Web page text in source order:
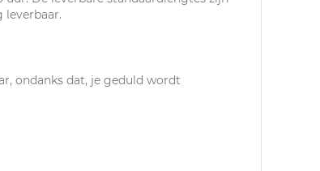
leverbaar.
ondanks dat, je geduld wordt